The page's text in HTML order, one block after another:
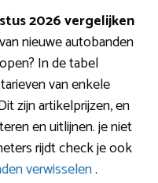
2026 vergelijken
nieuwe autobanden
In de tabel
van enkele
zijn artikelprijzen, en
en uitlijnen. je niet
rijdt check je ook
verwisselen.